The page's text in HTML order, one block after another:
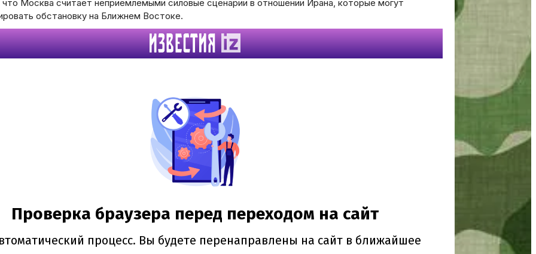
что Москва считает неприемлемыми силовые сценарии в отношении Ирана, которые могут
обстановку на Ближнем Востоке.
Вс